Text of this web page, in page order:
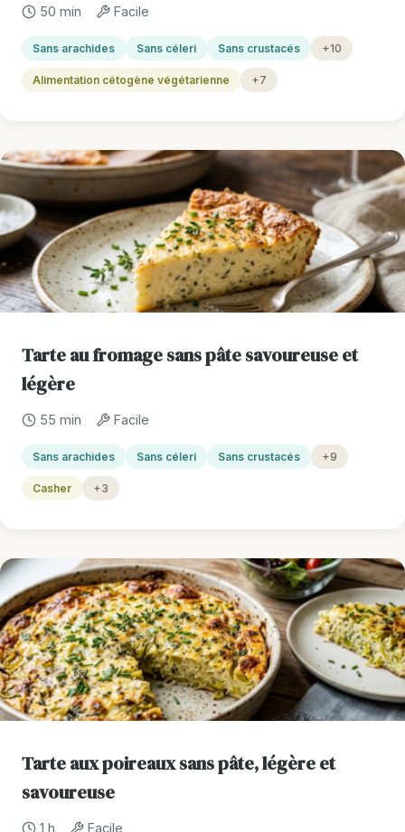
50 min Facile
Sans arachides Sans céleri Sans crustacés +10
Alimentation cétogène végétarienne +7
Tarte au fromage sans pâte savoureuse et
légère
55 min Facile
Sans arachides Sans céleri Sans crustacés +9
Casher +3
Tarte aux poireaux sans pâte, légère et
savoureuse
1 h Facile